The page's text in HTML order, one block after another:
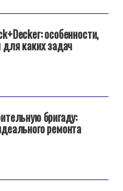
особенности,
для каких задач
бригаду:
ремонта